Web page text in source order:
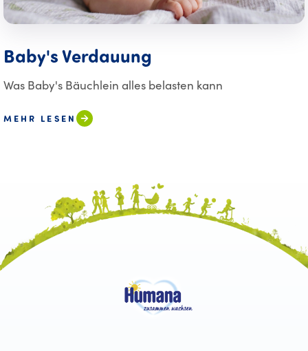
Baby's Verdauung
Was Baby's Bäuchlein alles belasten kann
MEHR LESEN